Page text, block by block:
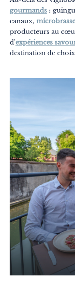
gourmands :
canaux,
producteurs au
d'expériences
destination de